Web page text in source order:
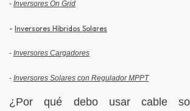
- Inversores On Grid
- Inversores Híbridos Solares
- Inversores Cargadores
- Inversores Solares con Regulador MPPT
¿Por qué debo usar cable